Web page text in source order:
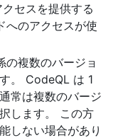
セスを提供する
へのアクセスが使
の複数のバージョ
。 CodeQL は 1
常は複数のバージ
します。 この方
しない場合があり